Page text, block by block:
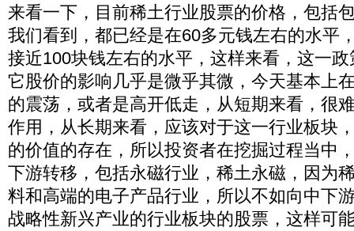
来看一下，目前稀土行业股票的价格，包括
我们看到，都已经是在60多元钱左右的水平
接近100块钱左右的水平，这样来看，这一
它股价的影响几乎是微乎其微，今天基本上
的震荡，或者是高开低走，从短期来看，很
作用，从长期来看，应该对于这一行业板块
的价值的存在，所以投资者在挖掘过程当中
下游转移，包括永磁行业，稀土永磁，因为
料和高端的电子产品行业，所以不如向中下
战略性新兴产业的行业板块的股票，这样可